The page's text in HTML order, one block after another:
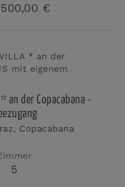
€
* an der Copacabana -
, Copacabana
5